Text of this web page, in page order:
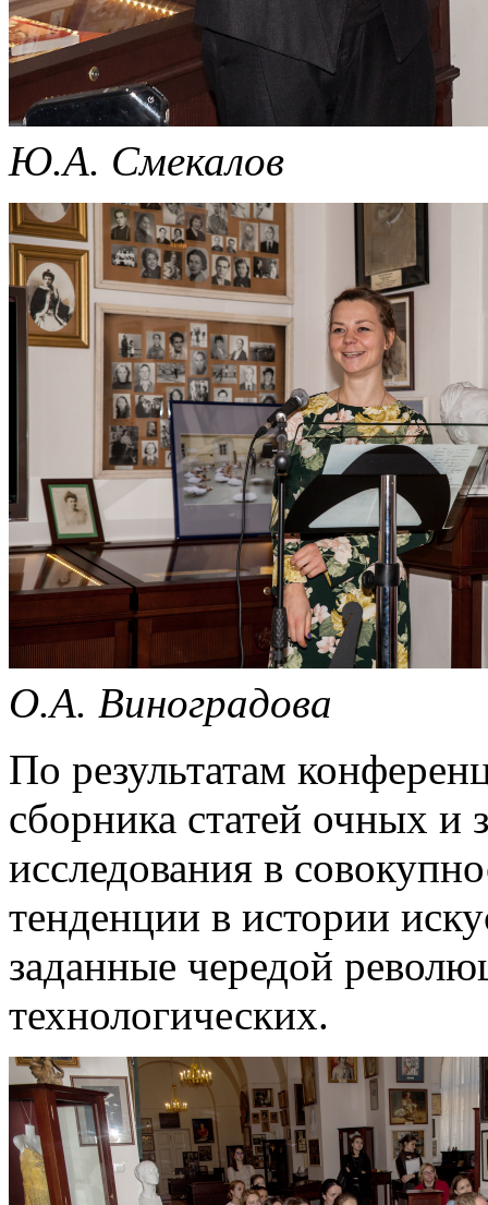
Ю.А. Смекалов
О.А. Виноградова
По результатам
сборника статей очных и
исследования в
тенденции в истории
заданные чередой
технологических.